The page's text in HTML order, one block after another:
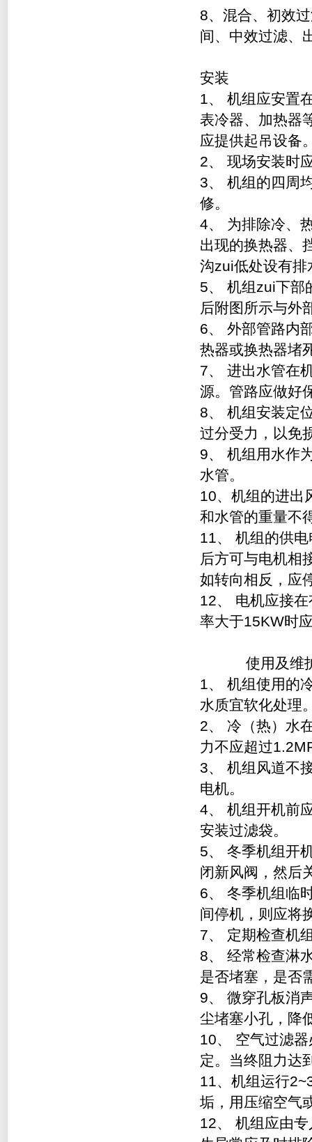
8、混合、初效
间、中效过滤、
安装
1、 机组应安置
表冷器、加热器
应提供起吊设备
2、 现场安装时
3、 机组的四周
修。
4、 为排除冷、
出现的换热器、
沟zui低处设有排
5、 机组zui下部
后附图所示与外
6、 外部管路内
热器或换热器堵
7、 进出水管在
源。管路应做好
8、 机组安装定
过分受力，以免
9、 机组用水作
水管。
10、机组的进出
和水管的重量不
11、 机组的供
后方可与电机相
如转向相反，应
12、 电机应接
率大于15KW时
使用及维
1、 机组使用的
水质宜软化处理
2、 冷（热）水
力不应超过
3、 机组风道不
电机。
4、 机组开机前
安装过滤袋。
5、 冬季机组开
闭新风阀，然后
6、 冬季机组临
间停机，则应将
7、 定期检查机
8、 经常检查淋
是否堵塞，是否
9、 微穿孔板消
尘堵塞小孔，降
10、 空气过滤
定。当终阻力达
11、机组运行
垢，用压缩空气
12、 机组应由